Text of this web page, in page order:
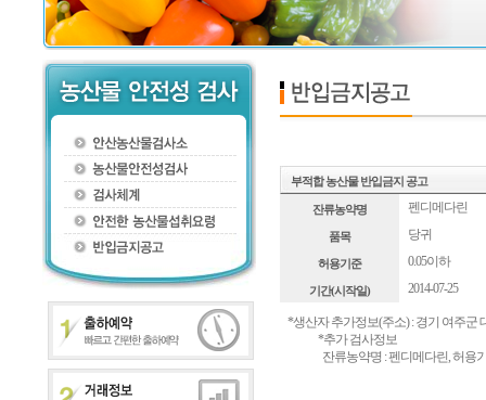
부적합 농산물 반입금지 공고
잔류농약명 펜디메다린
품목 당귀
허용기준 0.05이하
기간(시작일) 2014-07-25
*생산자 추가정보(주소) : 경기 여주군
*추가 검사정보
잔류농약명 : 펜디메다린, 허용기준